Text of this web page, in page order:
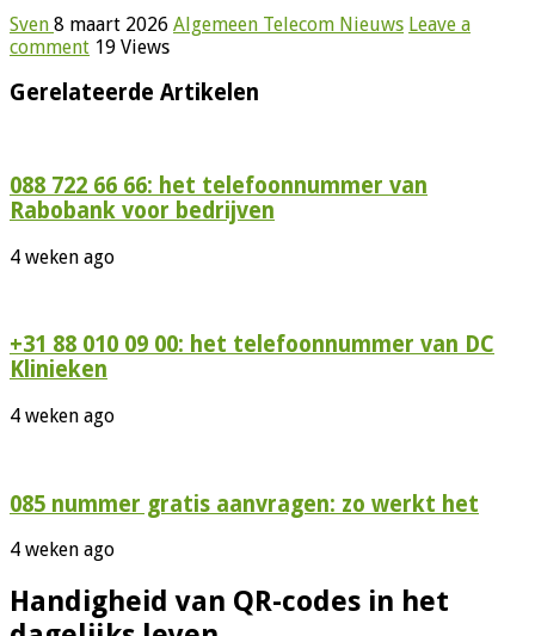
Sven 8 maart 2026 Algemeen Telecom Nieuws Leave a
comment 19 Views
Gerelateerde Artikelen
088 722 66 66: het telefoonnummer van
Rabobank voor bedrijven
4 weken ago
+31 88 010 09 00: het telefoonnummer van DC
Klinieken
4 weken ago
085 nummer gratis aanvragen: zo werkt het
4 weken ago
Handigheid van QR-codes in het